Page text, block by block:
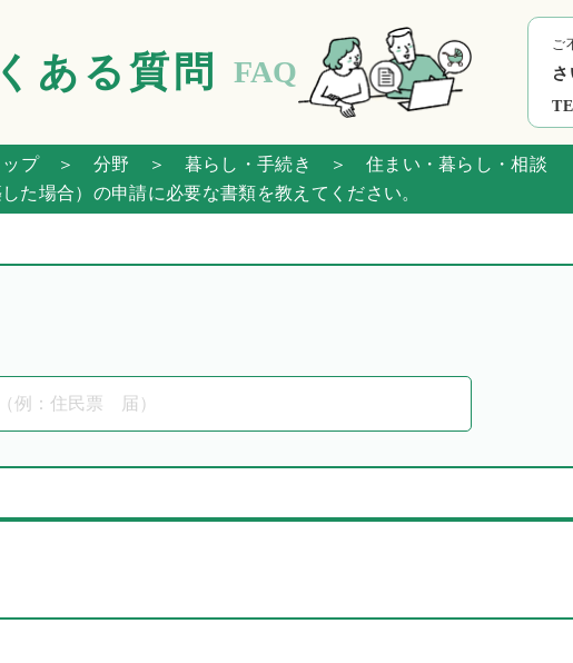
ある質問 FAQ
ご
プ＞ 分野 ＞ 暮らし・手続き
＞ 住まい・暮らし・相談
場合）の申請に必要な書類を教えてください。